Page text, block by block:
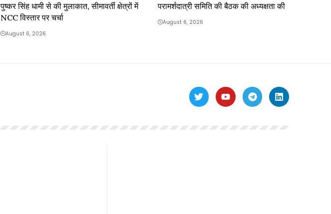
पुष्कर सिंह धामी से की मुलाकात, सीमावर्ती क्षेत्रों में
NCC विस्तार पर चर्चा
August 6, 2026
परामर्शदात्री समिति की बैठक की अध्यक्षता की
August 6, 2026